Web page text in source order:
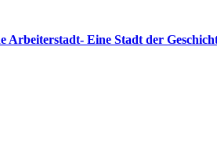
Arbeiterstadt- Eine Stadt der